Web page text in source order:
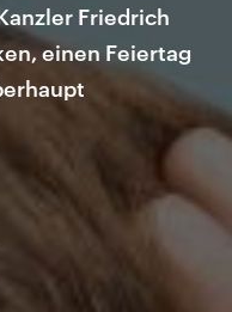
Friedrich
einen Feiertag